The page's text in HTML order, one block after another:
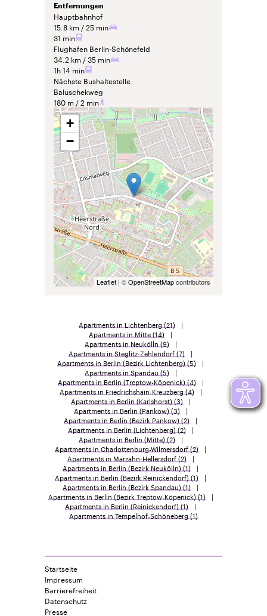
Entfernungen
Hauptbahnhof
15.8 km
25 min
31 min
Flughafen Berlin-Schönefeld
34.2 km
35 min
1h 14 min
Nächste Bushaltestelle
Baluschekweg
180 m
2 min
+
−
Leaflet| ©OpenStreetMapcontributors
Apartments in Lichtenberg (21)
Apartments in Mitte(14)
Apartments in Neukölln (9)
Apartments in Steglitz-Zehlendorf(7)
Apartments in Berlin (Bezirk Lichtenberg) (5)
Apartments in Spandau (5)
Apartments in Berlin (Treptow-Köpenick) (4)
Apartments in Friedrichshain-Kreuzberg (4)
Apartments in Berlin (Karlshorst) (3)
Apartments in Berlin (Pankow) (3)
Apartments in Berlin (Bezirk Pankow) (2)
Apartments in Berlin (Lichtenberg) (2)
Apartments in Berlin (Mitte) (2)
Apartments in Charlottenburg-Wilmersdorf(2)
Apartments in Marzahn-Hellersdorf(2)
Apartments in Berlin (Bezirk Neukölln) (1)
Apartments in Berlin (Bezirk Reinickendorf) (1)
Apartments in Berlin (Bezirk Spandau) (1)
Apartments in Berlin (Bezirk Treptow-Köpenick) (1)
Apartments in Berlin (Reinickendorf) (1)
Apartments in Tempelhof-Schöneberg (1)
Startseite
Impressum
Barrierefreiheit
Datenschutz
Presse